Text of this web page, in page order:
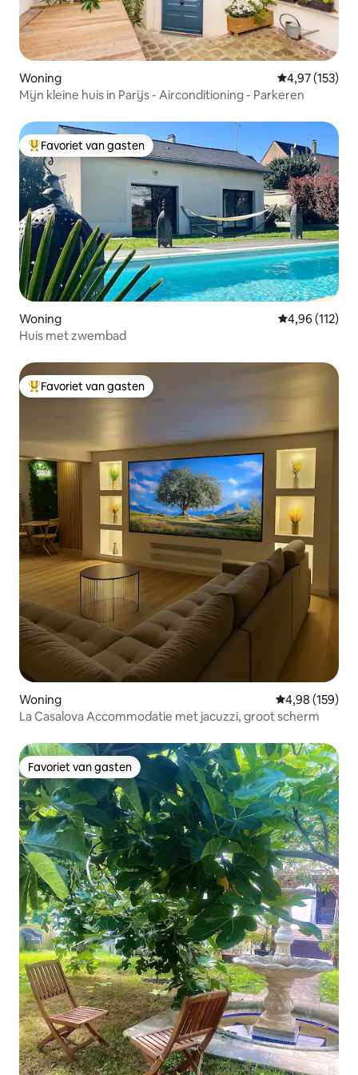
Woning Gemiddelde
4,97 (153)
Mijn kleine huis in Parijs - Airconditioning - Parkeren
Topfavoriet van gasten
Favoriet van gasten
Woning Gemiddelde
4,96 (112)
Huis met zwembad
Topfavoriet van gasten
Favoriet van gasten
Woning Gemiddelde
4,98 (159)
La Casalova Accommodatie met jacuzzi, groot scherm
Favoriet van gasten
Favoriet van gasten